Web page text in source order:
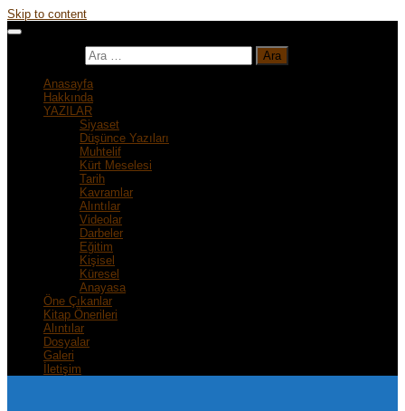
Skip to content
Anasayfa
Hakkında
YAZILAR
Siyaset
Düşünce Yazıları
Muhtelif
Kürt Meselesi
Tarih
Kavramlar
Alıntılar
Videolar
Darbeler
Eğitim
Kişisel
Küresel
Anayasa
Öne Çıkanlar
Kitap Önerileri
Alıntılar
Dosyalar
Galeri
İletişim